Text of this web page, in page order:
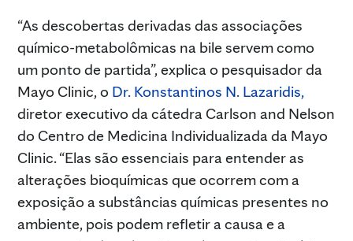
“As descobertas derivadas das associações
químico-metabolômicas na bile servem como
um ponto de partida”, explica o pesquisador da
Mayo Clinic, o Dr. Konstantinos N. Lazaridis,
diretor executivo da cátedra Carlson and Nelson
do Centro de Medicina Individualizada da Mayo
Clinic. “Elas são essenciais para entender as
alterações bioquímicas que ocorrem com a
exposição a substâncias químicas presentes no
ambiente, pois podem refletir a causa e a